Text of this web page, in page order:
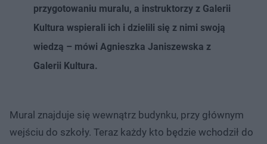
przygotowaniu muralu, a instruktorzy z Galerii
Kultura wspierali ich i dzielili się z nimi swoją
wiedzą – mówi Agnieszka Janiszewska z
Galerii Kultura.
Mural znajduje się wewnątrz budynku, przy głównym
wejściu do szkoły. Teraz każdy kto będzie wchodził do